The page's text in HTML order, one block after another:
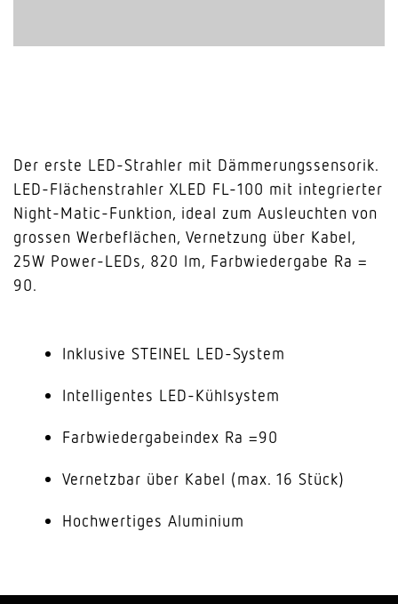
Der erste LED-Strahler mit Dämmerungssensorik.
LED-Flächenstrahler XLED FL-100 mit integrierter
Night-Matic-Funktion, ideal zum Ausleuchten von
grossen Werbeflächen, Vernetzung über Kabel,
25W Power-LEDs, 820 lm, Farbwiedergabe Ra =
90.
Inklusive STEINEL LED-System
Intelligentes LED-Kühlsystem
Farbwiedergabeindex Ra =90
Vernetzbar über Kabel (max. 16 Stück)
Hochwertiges Aluminium